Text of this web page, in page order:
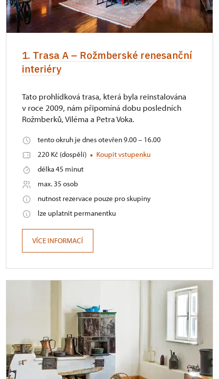
1. Trasa A – Rožmberské renesanční
interiéry
Tato prohlídková trasa, která byla reinstalována
v roce 2009, nám připomíná dobu posledních
Rožmberků, Viléma a Petra Voka.
tento okruh je dnes otevřen 9.00 – 16.00
220 Kč (dospělí)
Koupit vstupenku
délka 45 minut
max. 35 osob
nutnost rezervace pouze pro skupiny
lze uplatnit permanentku
VÍCE INFORMACÍ